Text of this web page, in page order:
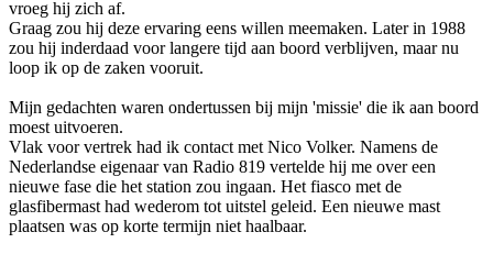
vroeg hij zich af.
Graag zou hij deze ervaring eens willen meemaken. Later in 1988
zou hij inderdaad voor langere tijd aan boord verblijven, maar nu
loop ik op de zaken vooruit.
Mijn gedachten waren o­ndertussen bij mijn 'missie' die ik aan boord
moest uitvoeren.
Vlak voor vertrek had ik contact met Nico Volker. Namens de
Nederlandse eigenaar van Radio 819 vertelde hij me over een
nieuwe fase die het station zou ingaan. Het fiasco met de
glasfibermast had wederom tot uitstel geleid. Een nieuwe mast
plaatsen was op korte termijn niet haalbaar.